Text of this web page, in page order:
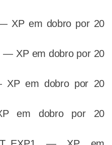
XP em dobro por 20
— XP em dobro por 20
XP em dobro por 20
em dobro por 20